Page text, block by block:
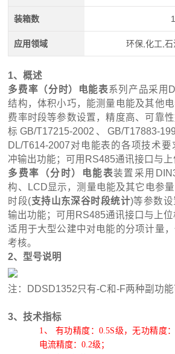
装箱数 1
应用领域 环保,化工,
1、概述
多费率（分时）电能表系列产品采用
结构，体积小巧，能测量电能及其他电
费率时段等参数设置，精度高、可靠
标GB/T17215-2002、GB/T17883-
DL/T614-2007对电能表的各项技术
冲输出功能；可用RS485通讯接口与上
多费率（分时）电能表装置采用
构、LCD显示，测量电能及其它电参
时段(支持山东深谷时段统计)等参数
输出功能；可用RS485通讯接口与上位
适用于大型公建中对电能的分项计量
考核。
2、型号说明
注：DDSD1352只有-C和-F两种副功能
3、技术指标
1、 有功精度：0.5S级，无功精度
电流精度：0.2级；